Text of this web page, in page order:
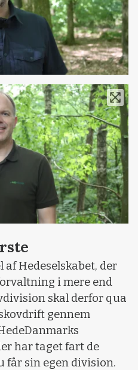
af Hedeselskabet, der
i mere end
skal derfor qua
gennem
har taget fart de
får sin egen division.